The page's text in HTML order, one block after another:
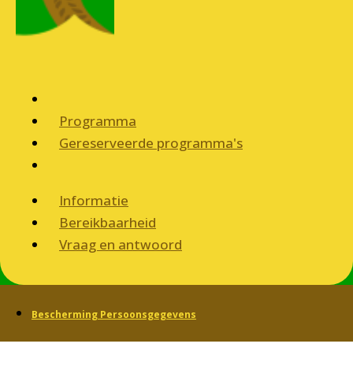
Programma
Gereserveerde programma's
Informatie
Bereikbaarheid
Vraag en antwoord
Bescherming Persoonsgegevens